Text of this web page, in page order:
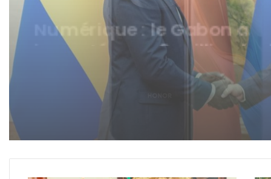
Gabon-Chine : un
commercial record de
milliards FCFA au 1er
semestre 2026